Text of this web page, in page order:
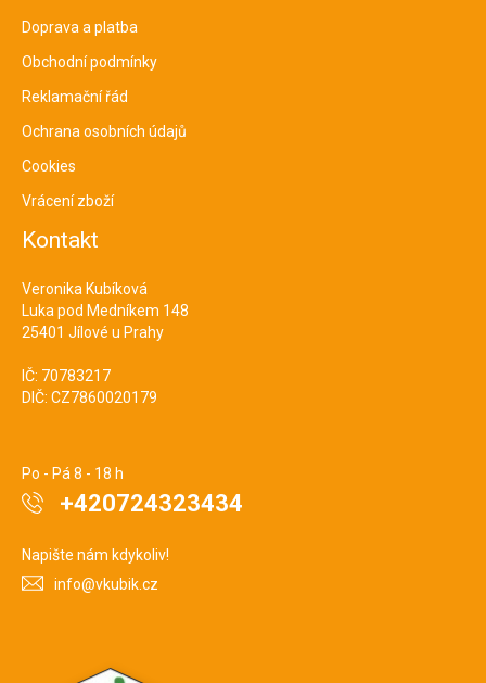
Doprava a platba
Obchodní podmínky
Reklamační řád
Ochrana osobních údajů
Cookies
Vrácení zboží
Kontakt
Veronika Kubíková
Luka pod Medníkem 148
25401 Jílové u Prahy
IČ: 70783217
DIČ: CZ7860020179
Po - Pá 8 - 18 h
+420724323434
Napište nám kdykoliv!
info@vkubik.cz